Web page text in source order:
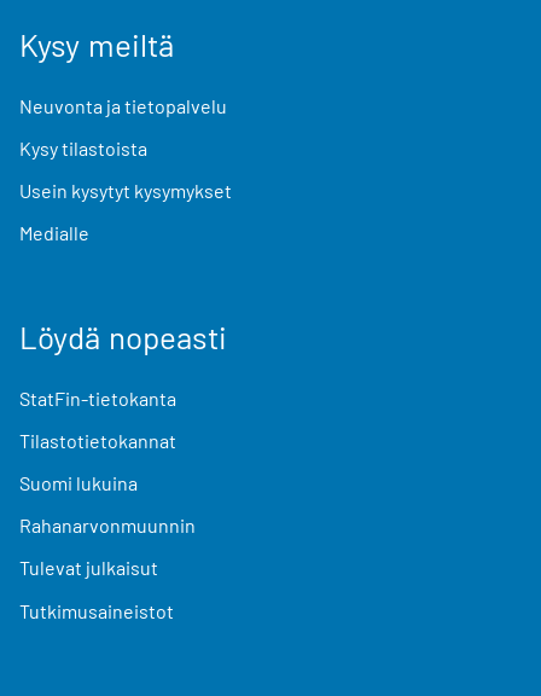
Kysy meiltä
Neuvonta ja tietopalvelu
Kysy tilastoista
Usein kysytyt kysymykset
Medialle
Löydä nopeasti
StatFin-tietokanta
Tilastotietokannat
Suomi lukuina
Rahanarvonmuunnin
Tulevat julkaisut
Tutkimusaineistot